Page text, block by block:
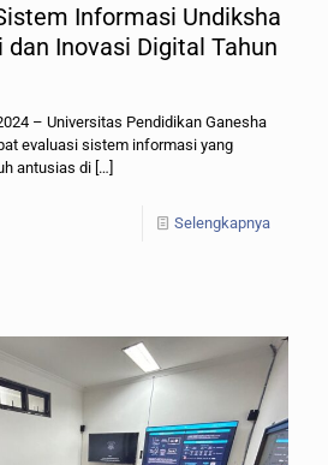
Informasi Undiksha
dan Inovasi Digital Tahun
– Universitas Pendidikan Ganesha
evaluasi sistem informasi yang
antusias di […]
Selengkapnya